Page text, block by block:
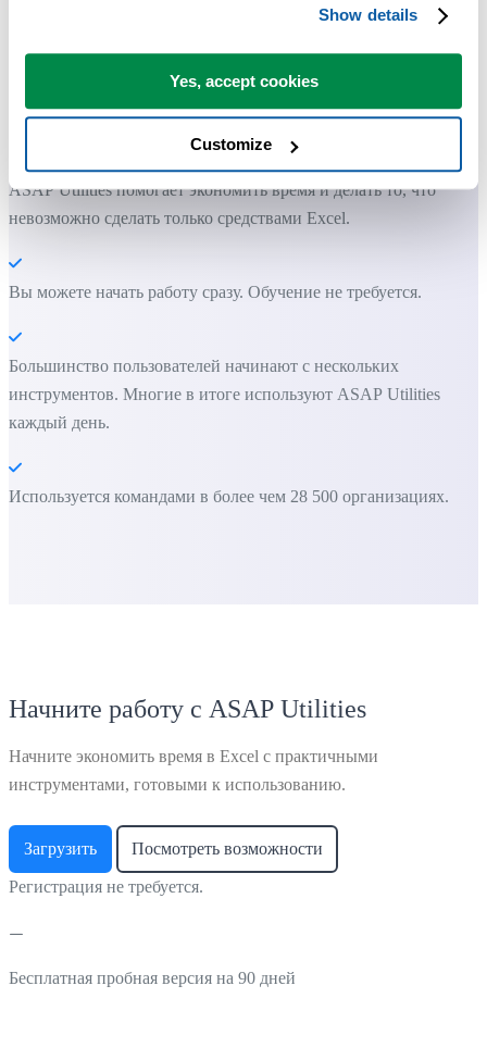
Show details
Yes, accept cookies
Customize
Практичные инструменты, которых многим пользователям
не хватает в самом Excel.
Экономьте время в Excel. Это просто.
ASAP Utilities помогает экономить время и делать то, что
невозможно сделать только средствами Excel.
Вы можете начать работу сразу. Обучение не требуется.
Большинство пользователей начинают с нескольких
инструментов. Многие в итоге используют ASAP Utilities
каждый день.
Используется командами в более чем 28 500 организациях.
Начните работу с ASAP Utilities
Начните экономить время в Excel с практичными
инструментами, готовыми к использованию.
Загрузить Посмотреть возможности
Регистрация не требуется.
Бесплатная пробная версия на 90 дней